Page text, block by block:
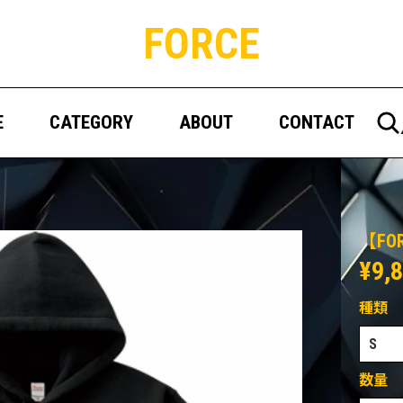
FORCE
CATEGORY ABOUT CONTACT
【
種類
数量